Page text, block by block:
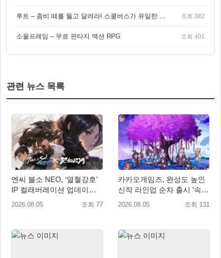
루트 – 좀비 떼를 뚫고 달려라! 스쿨버스가 유일한 집이 되는 4인 협동 생존 게임 조회 382
소울프레임 – 무료 판타지 액션 RPG 조회 401
관련 뉴스 목록
엔씨 블소 NEO, ‘열혈강호’
IP 컬래버레이션 업데이트
사전예약 시작
2026.08.05 조회 77
카카오게임즈, 완성도 높인
신작 라인업 순차 출시 ‘속
도’
2026.08.05 조회 131